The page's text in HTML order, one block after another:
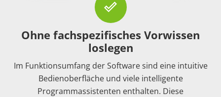
done_outline
Ohne fachspezifisches Vorwissen
loslegen
Im Funktionsumfang der Software sind eine intuitive
Bedienoberfläche und viele intelligente
Programmassistenten enthalten. Diese